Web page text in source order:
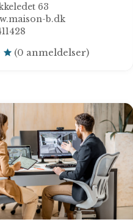
63
b.dk
(0 anmeldelser)